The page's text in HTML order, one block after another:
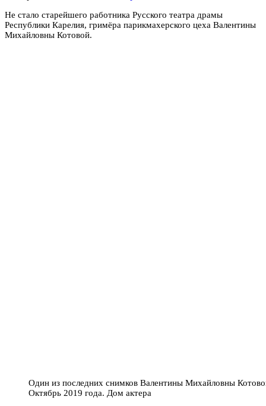
Не стало старейшего работника Русского театра драмы
Республики Карелия, гримёра парикмахерского цеха Валентины
Михайловны Котовой.
Один из последних снимков Валентины Михайловны
Октябрь 2019 года. Дом актера